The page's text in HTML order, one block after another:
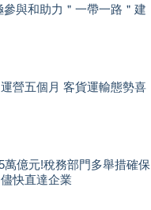
參與和助力＂一帶一路＂建
營五個月 客貨運輸態勢喜
萬億元!稅務部門多舉措確保
快直達企業